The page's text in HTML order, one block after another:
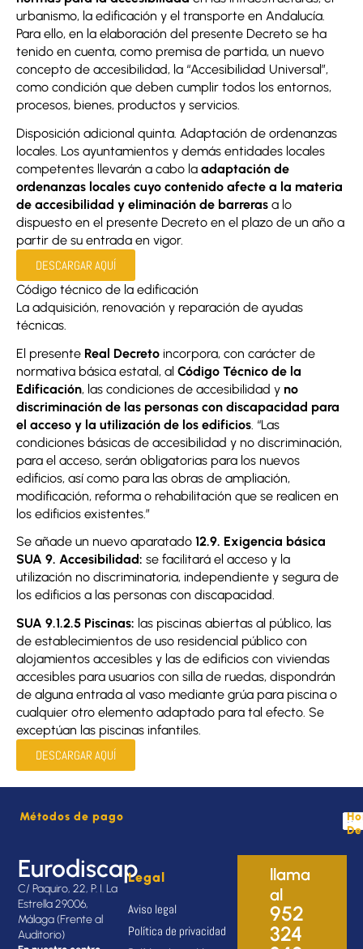
urbanismo, la edificación y el transporte en Andalucía.
Para ello, en la elaboración del presente Decreto se ha
tenido en cuenta, como premisa de partida, un nuevo
concepto de accesibilidad, la “Accesibilidad Universal”,
como condición que deben cumplir todos los entornos,
procesos, bienes, productos y servicios.
Disposición adicional quinta. Adaptación de ordenanzas
locales. Los ayuntamientos y demás entidades locales
competentes llevarán a cabo la adaptación de
ordenanzas locales cuyo contenido afecte a la materia
de accesibilidad y eliminación de barreras a lo
dispuesto en el presente Decreto en el plazo de un año a
partir de su entrada en vigor.
DESCARGAR AQUÍ
Código técnico de la edificación
La adquisición, renovación y reparación de ayudas
técnicas.
El presente Real Decreto incorpora, con carácter de
normativa básica estatal, al Código Técnico de la
Edificación, las condiciones de accesibilidad y no
discriminación de las personas con discapacidad para
el acceso y la utilización de los edificios . “Las
condiciones básicas de accesibilidad y no discriminación,
para el acceso, serán obligatorias para los nuevos
edificios, así como para las obras de ampliación,
modificación, reforma o rehabilitación que se realicen en
los edificios existentes.”
Se añade un nuevo aparatado 12.9. Exigencia básica
SUA 9. Accesibilidad: se facilitará el acceso y la
utilización no discriminatoria, independiente y segura de
los edificios a las personas con discapacidad.
SUA 9.1.2.5 Piscinas: las piscinas abiertas al público, las
de establecimientos de uso residencial público con
alojamientos accesibles y las de edificios con viviendas
accesibles para usuarios con silla de ruedas, dispondrán
de alguna entrada al vaso mediante grúa para piscina o
cualquier otro elemento adaptado para tal efecto. Se
exceptúan las piscinas infantiles.
DESCARGAR AQUÍ
Métodos de pago
Eurodiscap
C/ Paquiro, 22, P. I. La
Estrella 29006,
Málaga (Frente al
Auditorio)
Legal
Aviso legal
Política de privacidad
llama
al
952
324